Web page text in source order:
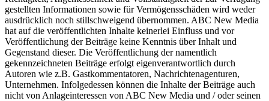
gestellten Informationen sowie für Vermögensschäden wird weder
ausdrücklich noch stillschweigend übernommen. ABC New Media
hat auf die veröffentlichten Inhalte keinerlei Einfluss und vor
Veröffentlichung der Beiträge keine Kenntnis über Inhalt und
Gegenstand dieser. Die Veröffentlichung der namentlich
gekennzeichneten Beiträge erfolgt eigenverantwortlich durch
Autoren wie z.B. Gastkommentatoren, Nachrichtenagenturen,
Unternehmen. Infolgedessen können die Inhalte der Beiträge auch
nicht von Anlageinteressen von ABC New Media und / oder seinen